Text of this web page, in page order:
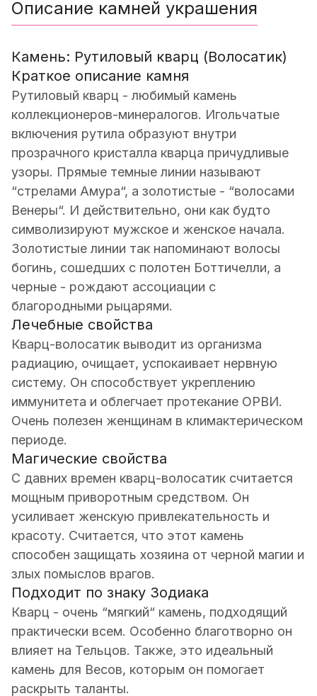
Описание камней украшения
Камень: Рутиловый кварц (Волосатик)
Краткое описание камня
Рутиловый кварц - любимый камень
коллекционеров-минералогов. Игольчатые
включения рутила образуют внутри
прозрачного кристалла кварца причудливые
узоры. Прямые темные линии называют
“стрелами Амура“, а золотистые - “волосами
Венеры“. И действительно, они как будто
символизируют мужское и женское начала.
Золотистые линии так напоминают волосы
богинь, сошедших с полотен Боттичелли, а
черные - рождают ассоциации с
благородными рыцарями.
Лечебные свойства
Кварц-волосатик выводит из организма
радиацию, очищает, успокаивает нервную
систему. Он способствует укреплению
иммунитета и облегчает протекание ОРВИ.
Очень полезен женщинам в климактерическом
периоде.
Магические свойства
С давних времен кварц-волосатик считается
мощным приворотным средством. Он
усиливает женскую привлекательность и
красоту. Считается, что этот камень
способен защищать хозяина от черной магии и
злых помыслов врагов.
Подходит по знаку Зодиака
Кварц - очень “мягкий“ камень, подходящий
практически всем. Особенно благотворно он
влияет на Тельцов. Также, это идеальный
камень для Весов, которым он помогает
раскрыть таланты.